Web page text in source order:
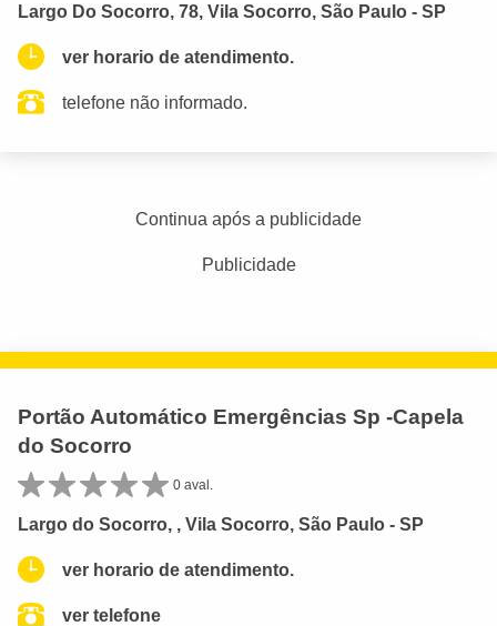
Largo Do Socorro, 78, Vila Socorro, São Paulo - SP
ver horario de atendimento.
telefone não informado.
Continua após a publicidade
Publicidade
Portão Automático Emergências Sp -Capela
do Socorro
0 aval.
Largo do Socorro, , Vila Socorro, São Paulo - SP
ver horario de atendimento.
ver telefone